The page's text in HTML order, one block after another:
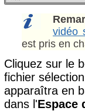
vidéo
est pris en
Cliquez sur le
fichier
apparaîtra en
dans l'Espace